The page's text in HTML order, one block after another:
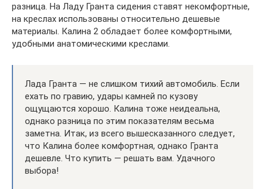
разница. На Ладу Гранта сидения ставят некомфортные,
на креслах использованы относительно дешевые
материалы. Калина 2 обладает более комфортными,
удобными анатомическими креслами.
Лада Гранта — не слишком тихий автомобиль. Если
ехать по гравию, удары камней по кузову
ощущаются хорошо. Калина тоже неидеальна,
однако разница по этим показателям весьма
заметна. Итак, из всего вышесказанного следует,
что Калина более комфортная, однако Гранта
дешевле. Что купить — решать вам. Удачного
выбора!